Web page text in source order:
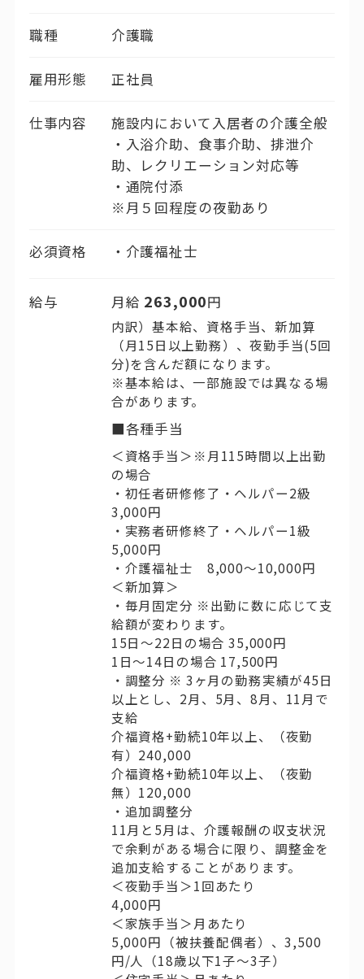
職種 介護職
雇用形態 正社員
仕事内容
施設内において入居者の介護全般
・入浴介助、食事介助、排泄介
助、レクリエーション対応等
・通院付添
※月５回程度の夜勤あり
必須資格 介護福祉士
給与 月給 263,000円
内訳）基本給、資格手当、新加算
（月15日以上勤務）、夜勤手当(5回
分)を含んだ額になります。
※基本給は、一部施設では異なる場
合があります。
■各種手当
＜資格手当＞※月115時間以上出勤
の場合
・初任者研修修了・ヘルパー2級
3,000円
・実務者研修終了・ヘルパー1級
5,000円
・介護福祉士 8,000～10,000円
＜新加算＞
・毎月固定分 ※出勤に数に応じて支
給額が変わります。
15日〜22日の場合 35,000円
1日〜14日の場合 17,500円
・調整分 ※ 3ヶ月の勤務実績が45日
以上とし、2月、5月、8月、11月で
支給
介福資格+勤続10年以上、（夜勤
有）240,000
介福資格+勤続10年以上、（夜勤
無）120,000
・追加調整分
11月と5月は、介護報酬の収支状況
で余剰がある場合に限り、調整金を
追加支給することがあります。
＜夜勤手当＞1回あたり
4,000円
＜家族手当＞月あたり
5,000円（被扶養配偶者）、3,500
円/人（18歳以下1子〜3子）